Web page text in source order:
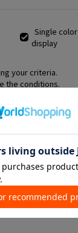
Single color
display
your criteria.
the conditions.